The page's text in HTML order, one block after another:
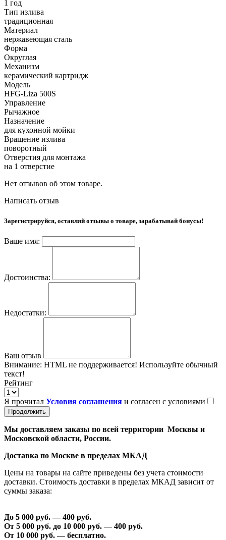
1 год
Тип излива
традиционная
Материал
нержавеющая сталь
Форма
Округлая
Механизм
керамический картридж
Модель
HFG-Liza 500S
Управление
Рычажное
Назначение
для кухонной мойки
Вращение излива
поворотный
Отверстия для монтажа
на 1 отверстие
Нет отзывов об этом товаре.
Написать отзыв
Зарегистрируйся, оставляй отзывы о товаре, зарабатывай бонусы!
Ваше имя:
Достоинства:
Недостатки:
Ваш отзыв
Внимание: HTML не поддерживается! Используйте обычный
текст!
Рейтинг
Я прочитал Условия соглашения и согласен с условиями
Продолжить
Мы доставляем заказы по всей территории Москвы и
Московской области, России.
Доставка по Москве в пределах МКАД
Цены на товары на сайте приведены без учета стоимости
доставки. Стоимость доставки в пределах МКАД зависит от
суммы заказа:
До 5 000 руб. —400 руб.
От 5 000 руб. до 10 000 руб. —400 руб.
От 10 000 руб. — бесплатно.